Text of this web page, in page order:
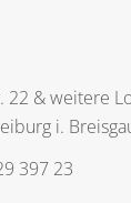
22 & weitere
i.
397 23